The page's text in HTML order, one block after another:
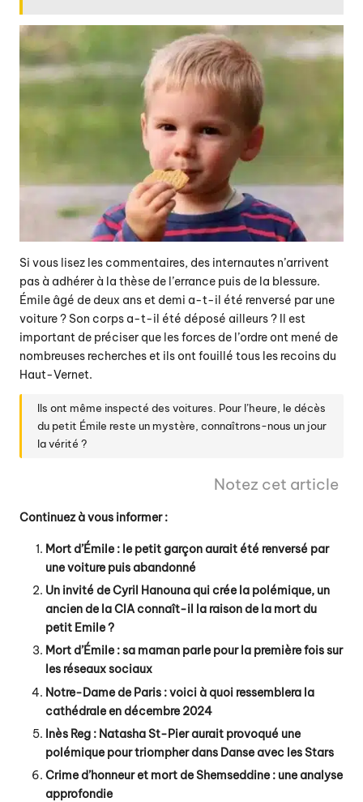
Si vous lisez les commentaires, des internautes n’arrivent
pas à adhérer à la thèse de l’errance puis de la blessure.
Émile âgé de deux ans et demi a-t-il été renversé par une
voiture ? Son corps a-t-il été déposé ailleurs ? Il est
important de préciser que les forces de l’ordre ont mené de
nombreuses recherches et ils ont fouillé tous les recoins du
Haut-Vernet.
Ils ont même inspecté des voitures. Pour l’heure, le décès
du petit Émile reste un mystère, connaîtrons-nous un jour
la vérité ?
Notez cet article
Continuez à vous informer :
Mort d’Émile : le petit garçon aurait été renversé par
une voiture puis abandonné
Un invité de Cyril Hanouna qui crée la polémique, un
ancien de la CIA connaît-il la raison de la mort du
petit Emile ?
Mort d’Émile : sa maman parle pour la première fois sur
les réseaux sociaux
Notre-Dame de Paris : voici à quoi ressemblera la
cathédrale en décembre 2024
Inès Reg : Natasha St-Pier aurait provoqué une
polémique pour triompher dans Danse avec les Stars
Crime d’honneur et mort de Shemseddine : une analyse
approfondie